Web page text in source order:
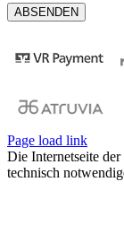
Page load link
Die Internetseite
technisch